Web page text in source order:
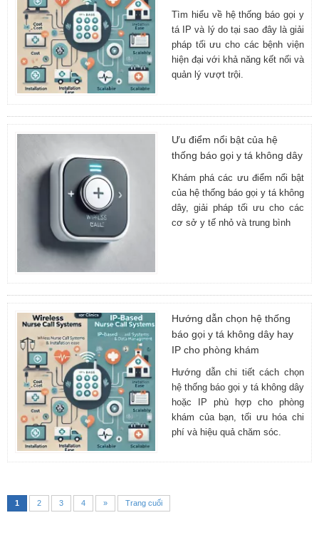
Tìm hiểu về hệ thống báo gọi y
tá IP và lý do tại sao đây là giải
pháp tối ưu cho các bệnh viện
hiện đại với khả năng kết nối và
quản lý vượt trội.
Ưu điểm nổi bật của hệ
thống báo gọi y tá không dây
Khám phá các ưu điểm nổi bật
của hệ thống báo gọi y tá không
dây, giải pháp tối ưu cho các
cơ sở y tế nhỏ và trung bình
Hướng dẫn chọn hệ thống
báo gọi y tá không dây hay
IP cho phòng khám
Hướng dẫn chi tiết cách chọn
hệ thống báo gọi y tá không dây
hoặc IP phù hợp cho phòng
khám của bạn, tối ưu hóa chi
phí và hiệu quả chăm sóc.
1 2 3 4 » Trang cuối